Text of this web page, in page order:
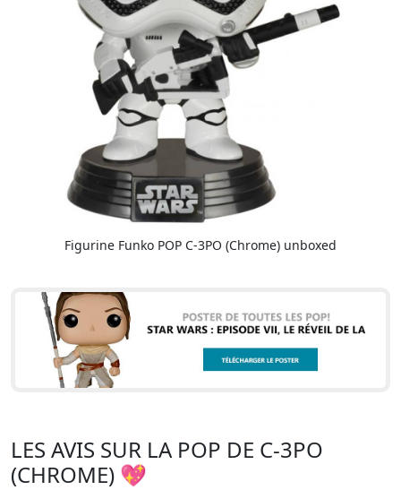
Figurine Funko POP C-3PO (Chrome) unboxed
LES AVIS SUR LA POP DE C-3PO
(CHROME) 💖